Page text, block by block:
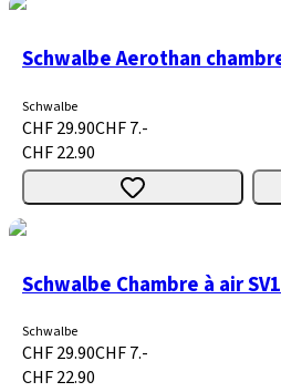
Schwalbe
CHF 29.90CHF 7.-
CHF 22.90
Schwalbe Chambre à air SV1
Schwalbe
CHF 29.90CHF 7.-
CHF 22.90